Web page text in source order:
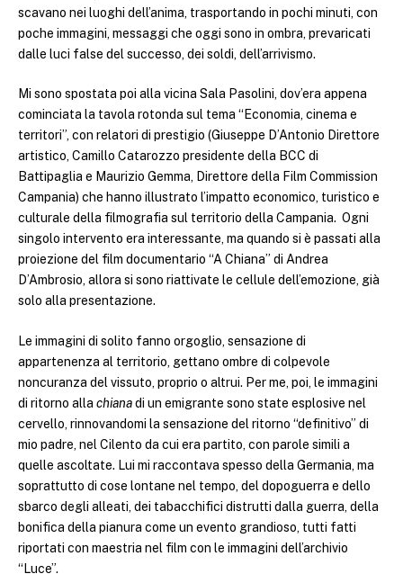
scavano nei luoghi dell’anima, trasportando in pochi minuti, con
poche immagini, messaggi che oggi sono in ombra, prevaricati
dalle luci false del successo, dei soldi, dell’arrivismo.
Mi sono spostata poi alla vicina Sala Pasolini, dov’era appena
cominciata la tavola rotonda sul tema “Economia, cinema e
territori”, con relatori di prestigio (Giuseppe D’Antonio Direttore
artistico, Camillo Catarozzo presidente della BCC di
Battipaglia e Maurizio Gemma, Direttore della Film Commission
Campania) che hanno illustrato l’impatto economico, turistico e
culturale della filmografia sul territorio della Campania. Ogni
singolo intervento era interessante, ma quando si è passati alla
proiezione del film documentario “A Chiana” di Andrea
D’Ambrosio, allora si sono riattivate le cellule dell’emozione, già
solo alla presentazione.
Le immagini di solito fanno orgoglio, sensazione di
appartenenza al territorio, gettano ombre di colpevole
noncuranza del vissuto, proprio o altrui. Per me, poi, le immagini
di ritorno alla chianadi un emigrante sono state esplosive nel
cervello, rinnovandomi la sensazione del ritorno “definitivo” di
mio padre, nel Cilento da cui era partito, con parole simili a
quelle ascoltate. Lui mi raccontava spesso della Germania, ma
soprattutto di cose lontane nel tempo, del dopoguerra e dello
sbarco degli alleati, dei tabacchifici distrutti dalla guerra, della
bonifica della pianura come un evento grandioso, tutti fatti
riportati con maestria nel film con le immagini dell’archivio
“Luce”.